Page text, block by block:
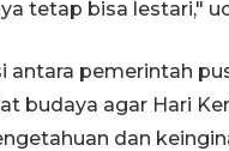
tetap bisa lestari,"
pemerintah
budaya agar Hari
dan